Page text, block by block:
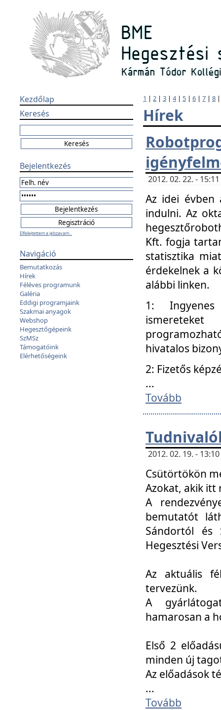
Kezdőlap
Keresés
Bejelentkezés
Elfelejtettem a jelszavam...
Navigáció
Bemutatkozás
Hírek
Féléves programunk
Galéria
Eddigi programjaink
Szakmai anyagok
Webshop
Hegesztőgépeink
SzMSz
Támogatóink
Elérhetőségeink
1 | 2 | 3 | 4| 5 | 6 | 7 | 8
Hírek
2012. 02. 22. -
Az idei évben
indulni. Az
Kft. fogja
statisztika
érdekelnek a
alábbi linken.
1: Ingyenes
hivatalos
2: Fizetős
...
Tovább
2012. 02. 19. -
Csütörtökön
Azokat, akik itt
A
bemutatót
Sándortól és
Hegesztési
Az aktuális
tervezünk.
A
hamarosan a
Első 2
minden új
Az előadások
...
Tovább